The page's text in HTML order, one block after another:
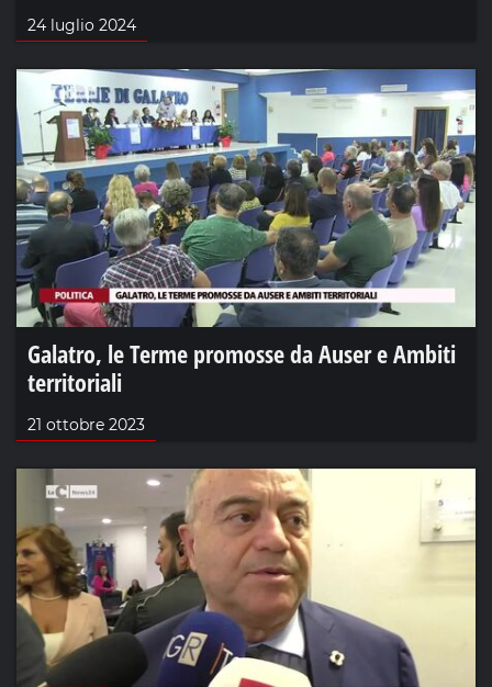
24 luglio 2024
Galatro, le Terme promosse da Auser e Ambiti
territoriali
21 ottobre 2023